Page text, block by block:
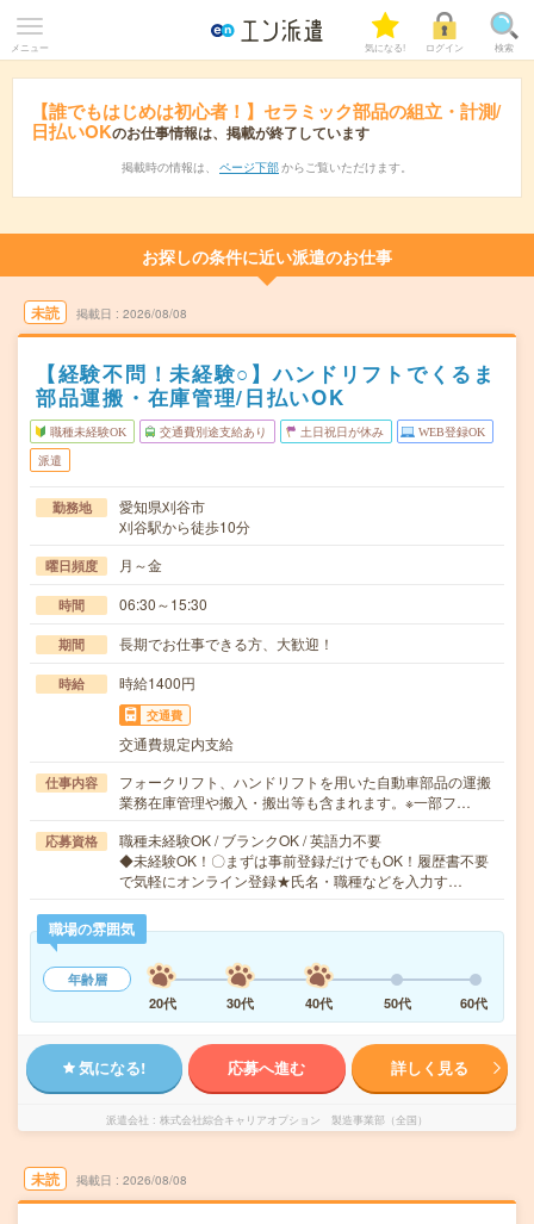
メニュー 気になる! ログイン 検索
【誰でもはじめは初心者！】セラミック部品の組立・計測/
日払いOKのお仕事情報は、掲載が終了しています
掲載時の情報は、 ページ下部 からご覧いただけます。
お探しの条件に近い派遣のお仕事
未読 掲載日 2026/08/08
【経験不問！未経験○】ハンドリフトでくるま
部品運搬・在庫管理/日払いOK
職種未経験OK 交通費別途支給あり 土日祝日が休み WEB登録OK
派遣
勤務地
愛知県刈谷市
刈谷駅から徒歩10分
曜日頻度 月～金
時間 06:30～15:30
期間 長期でお仕事できる方、大歓迎！
時給 時給1400円
交通費
交通費規定内支給
仕事内容
フォークリフト、ハンドリフトを用いた自動車部品の運搬
業務在庫管理や搬入・搬出等も含まれます。※一部フ…
応募資格
職種未経験OK / ブランクOK / 英語力不要
◆未経験OK！〇まずは事前登録だけでもOK！履歴書不要
で気軽にオンライン登録★氏名・職種などを入力す…
職場の雰囲気
年齢層
20代
30代 40代 50代 60代
気になる! 応募へ進む 詳しく見る
派遣会社 株式会社綜合キャリアオプション 製造事業部（全国）
未読 掲載日 2026/08/08